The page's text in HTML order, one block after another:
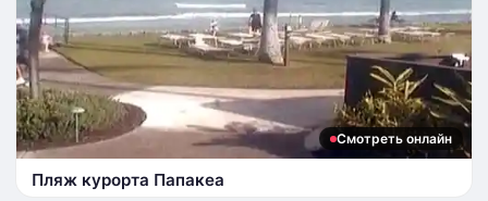
Смотреть онлайн
Пляж курорта Папакеа